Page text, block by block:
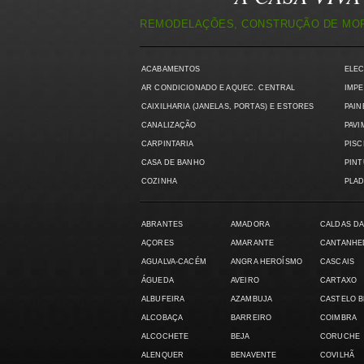
REMODELAÇÕES, CONSTRUÇÃO DE
ACABAMENTOS
AR CONDICIONADO E AQUEC. CENTRAL
CAIXILHARIA (JANELAS, PORTAS) E ESTORES
CANALIZAÇÃO
CARPINTARIA
CASA DE BANHO
COZINHA
ABRANTES
AÇORES
AGUALVA-CACÉM
ÁGUEDA
ALBUFEIRA
ALCOBAÇA
ALCOCHETE
ALENQUER
AMADORA
AMARANTE
ANGRA HEROÍSMO
AVEIRO
AZAMBUJA
BARREIRO
BEJA
BENAVENTE
CALDAS
CASCAIS
CARTAXO
CASTELO
COIMBRA
CORUCHE
COVILHÃ